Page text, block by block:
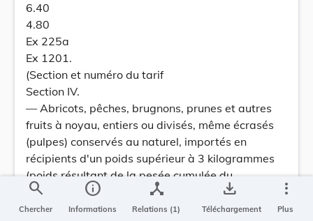
6.40
4.80
Ex 225a
Ex 1201.
(Section et numéro du tarif
Section IV.
— Abricots, pêches, brugnons, prunes et autres
fruits à noyau, entiers ou divisés, même écrasés
(pulpes) conservés au naturel, importés en
récipients d'un poids supérieur à 3 kilogrammes
(poids résultant de la pesée cumulée du
contenant et du contenu)
Section XXÏ.
search
Chercher
info
Informations
device_hub
Relations (1)
save_alt
Téléchargement
more_vert
Plus